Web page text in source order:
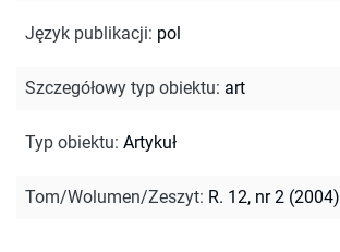
Język publikacji: pol
Szczegółowy typ obiektu: art
Typ obiektu: Artykuł
Tom/Wolumen/Zeszyt: R. 12, nr 2 (2004)